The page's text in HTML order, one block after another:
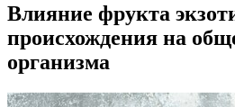
Влияние фрукта
происхождения на
организма